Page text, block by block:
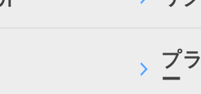
プ
ー